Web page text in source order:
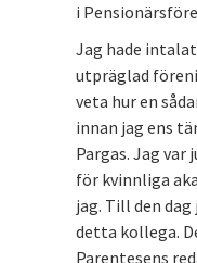
i
Jag hade
utpräglad
veta hur en
innan jag ens
Pargas. Jag
för kvinnliga
jag. Till den
detta kollega.
Parentesens